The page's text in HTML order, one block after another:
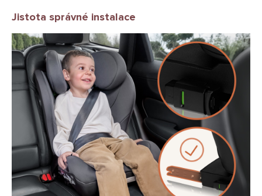
Jistota správné instalace